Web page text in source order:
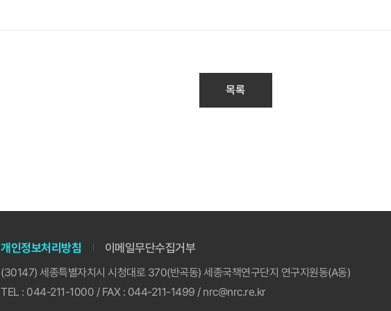
목록
개인정보처리방침 이메일무단수집거부
(30147) 세종특별자치시 시청대로 370(반곡동) 세종국책연구단지 연구지원동(A동)
TEL : 044-211-1000 / FAX : 044-211-1499 / nrc@nrc.re.kr